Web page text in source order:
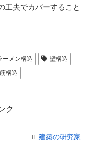
工夫でカバーすること
ーメン構造
壁構造
構造
ク
建築の研究家